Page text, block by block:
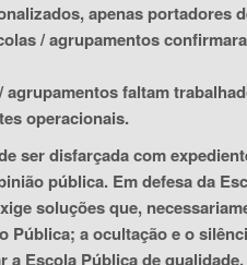
apenas portadores
/ agrupamentos
agrupamentos faltam
operacionais.
ser disfarçada com
pública. Em defesa da
soluções que,
Pública; a ocultação e o
a Escola Pública de